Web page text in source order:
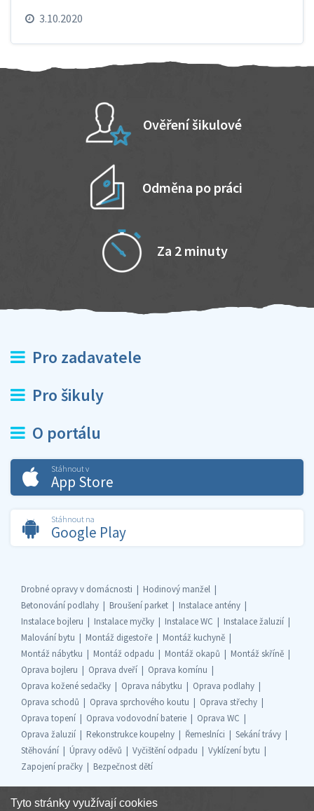
3.10.2020
Ověření šikulové
Odměna po práci
Za 2 minuty
Pro zadavatele
Pro šikuly
O portálu
Stáhnout v
App Store
Stáhnout na
Google Play
Drobné opravy v domácnosti
Hodinový manžel
Betonování podlahy
Broušení parket
Instalace antény
Instalace bojleru
Instalace myčky Instalace WC
Instalace žaluzií
Malování bytu
Montáž digestoře
Montáž kuchyně
Montáž nábytku
Montáž odpadu Montáž okapů
Montáž skříně
Oprava bojleru
Oprava dveří
Oprava komínu
Oprava kožené sedačky
Oprava nábytku
Oprava podlahy
Oprava schodů
Oprava sprchového koutu
Oprava střechy
Oprava topení
Oprava vodovodní baterie
Oprava WC
Oprava žaluzií
Rekonstrukce koupelny Řemeslníci
Sekání trávy
Stěhování
Úpravy oděvů Vyčištění odpadu
Vyklízení bytu
Zapojení pračky
Bezpečnost dětí
Tyto stránky využívají cookies